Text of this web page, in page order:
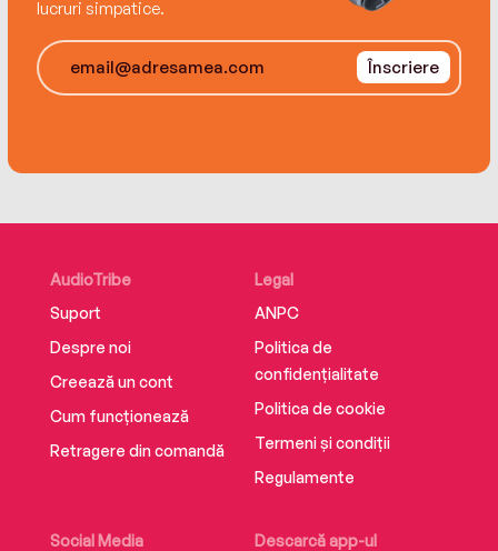
lucruri simpatice.
Înscriere
AudioTribe
Suport
Despre noi
Creează un cont
Cum funcționează
Retragere din comandă
Social Media
Descarcă app-ul
Legal
ANPC
Politica de
confidențialitate
Politica de cookie
Termeni și condiții
Regulamente